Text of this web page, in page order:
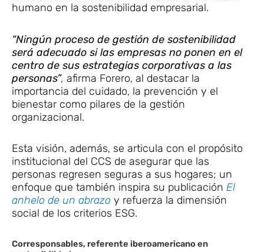
humano en la sostenibilidad empresarial.
“Ningún proceso de gestión de sostenibilidad
será adecuado si las empresas no ponen en el
centro de sus estrategias corporativas a las
personas”, afirma Forero, al destacar la
importancia del cuidado, la prevención y el
bienestar como pilares de la gestión
organizacional.
Esta visión, además, se articula con el propósito
institucional del CCS de asegurar que las
personas regresen seguras a sus hogares; un
enfoque que también inspira su publicación El
anhelo de un abrazo y refuerza la dimensión
social de los criterios ESG.
Corresponsables, referente iberoamericano en